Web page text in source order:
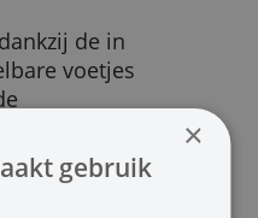
de in
voetjes
×
gebruik